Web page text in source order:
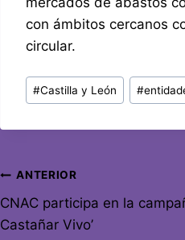
con ámbitos cercanos
circular.
#Castilla y León #
ANTERIOR
CNAC participa en la
Castañar Vivo’